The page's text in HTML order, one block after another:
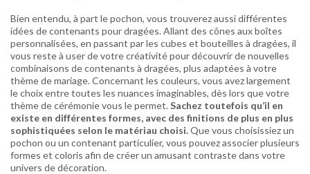
Bien entendu, à part le pochon, vous trouverez aussi différentes
idées de contenants pour dragées. Allant des cônes aux boîtes
personnalisées, en passant par les cubes et bouteilles à dragées, il
vous reste à user de votre créativité pour découvrir de nouvelles
combinaisons de contenants à dragées, plus adaptées à votre
thème de mariage. Concernant les couleurs, vous avez largement
le choix entre toutes les nuances imaginables, dès lors que votre
thème de cérémonie vous le permet.Sachez toutefois qu’il en
existe en différentes formes, avec des finitions de plus en plus
sophistiquées selon le matériau choisi.Que vous choisissiez un
pochon ou un contenant particulier, vous pouvez associer plusieurs
formes et coloris afin de créer un amusant contraste dans votre
univers de décoration.